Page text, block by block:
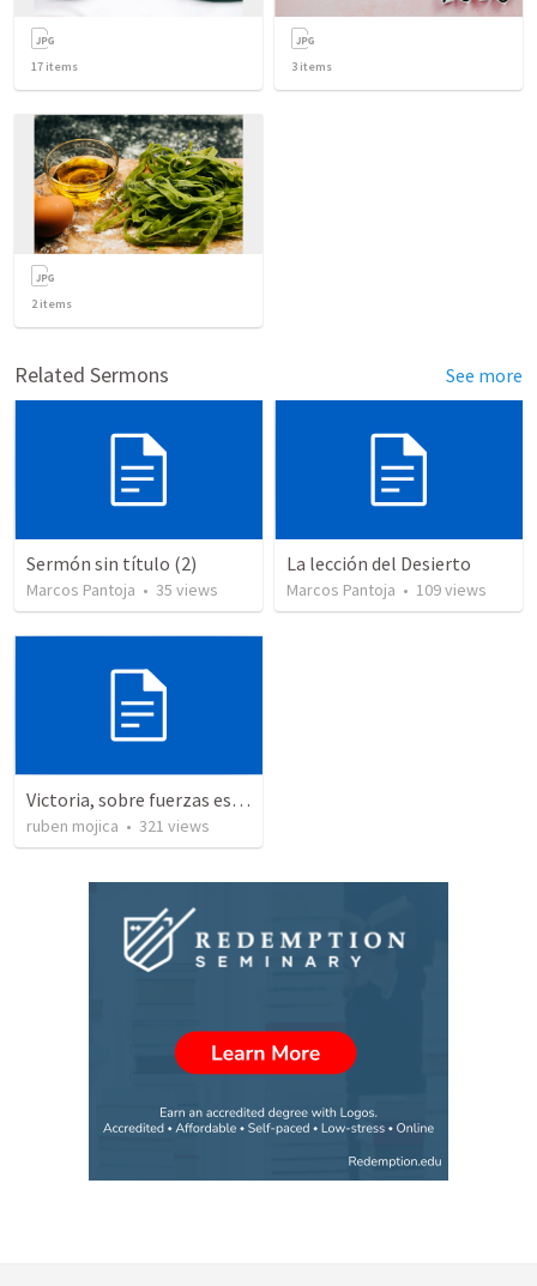
17 items 3 items
2items
Related Sermons See more
Sermón sin título (2)
Marcos Pantoja • 35 views
La lección del Desierto
Marcos Pantoja • 109views
Victoria, sobre fuerzas espirituales
ruben mojica • 321 views